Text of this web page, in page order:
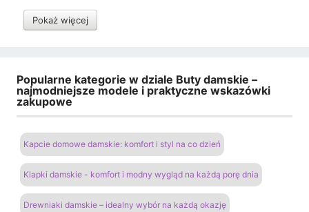
Pokaż więcej
Popularne kategorie w dziale Buty damskie –
najmodniejsze modele i praktyczne wskazówki
zakupowe
Kapcie domowe damskie: komfort i styl na co dzień
Klapki damskie - komfort i modny wygląd na każdą porę dnia
Drewniaki damskie – idealny wybór na każdą okazję